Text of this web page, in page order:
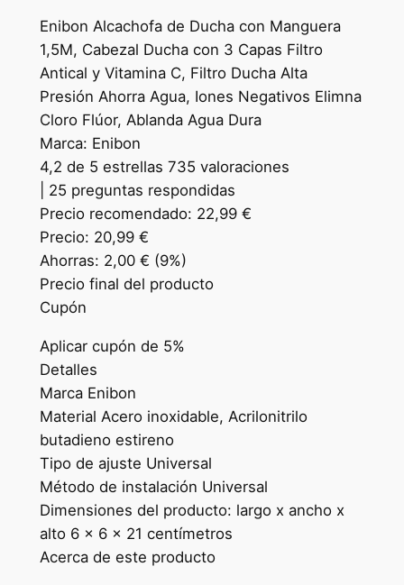
Enibon Alcachofa de Ducha con Manguera
1,5M, Cabezal Ducha con 3 Capas Filtro
Antical y Vitamina C, Filtro Ducha Alta
Presión Ahorra Agua, Iones Negativos Elimna
Cloro Flúor, Ablanda Agua Dura
Marca: Enibon
4,2 de 5 estrellas 735 valoraciones
| 25 preguntas respondidas
Precio recomendado: 22,99 €
Precio: 20,99 €
Ahorras: 2,00 € (9%)
Precio final del producto
Cupón
Aplicar cupón de 5%
Detalles
Marca Enibon
Material Acero inoxidable, Acrilonitrilo
butadieno estireno
Tipo de ajuste Universal
Método de instalación Universal
Dimensiones del producto: largo x ancho x
alto 6 x 6 x 21 centímetros
Acerca de este producto